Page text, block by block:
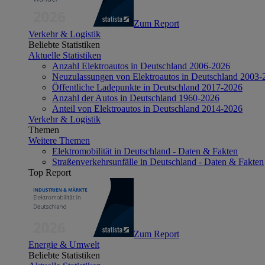
Zum Report
Verkehr & Logistik
Beliebte Statistiken
Aktuelle Statistiken
Anzahl Elektroautos in Deutschland 2006-2026
Neuzulassungen von Elektroautos in Deutschland 2003-
Öffentliche Ladepunkte in Deutschland 2017-2026
Anzahl der Autos in Deutschland 1960-2026
Anteil von Elektroautos in Deutschland 2014-2026
Verkehr & Logistik
Themen
Weitere Themen
Elektromobilität in Deutschland - Daten & Fakten
Straßenverkehrsunfälle in Deutschland - Daten & Fakten
Top Report
Zum Report
Energie & Umwelt
Beliebte Statistiken